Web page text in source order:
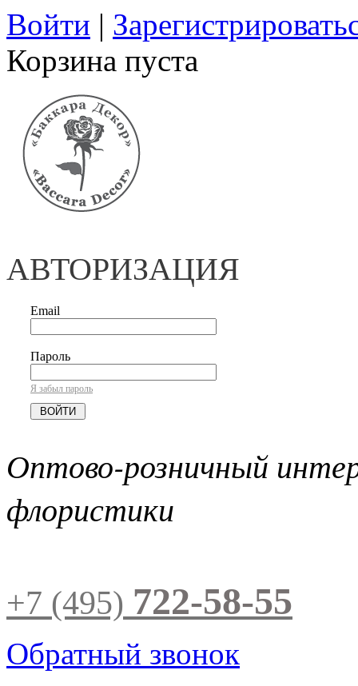
Войти |
Корзина пуста
АВТОРИЗАЦИЯ
Email
Пароль
Я забыл пароль
Оптово-розничный
флористики
+7 (495) 722-58-55
Обратный звонок